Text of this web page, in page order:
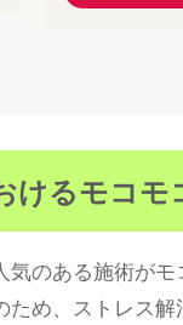
けるモコモ
気のある施術が
め、ストレス